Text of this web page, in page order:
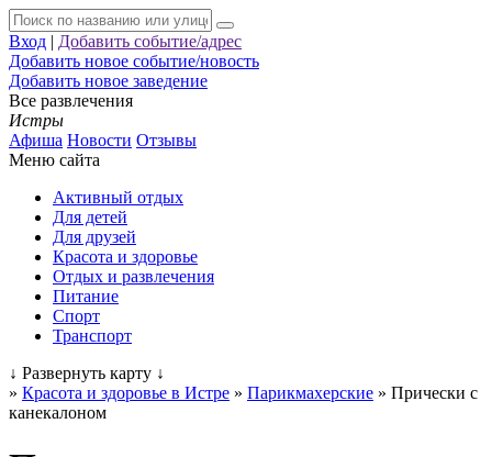
Вход | Добавить событие/адрес
Добавить новое событие/новость
Добавить новое заведение
Все развлечения
Истры
Афиша Новости Отзывы
Меню сайта
Активный отдых
Для детей
Для друзей
Красота и здоровье
Отдых и развлечения
Питание
Спорт
Транспорт
↓ Развернуть карту ↓
» Красота и здоровье в Истре » Парикмахерские » Прически с
канекалоном